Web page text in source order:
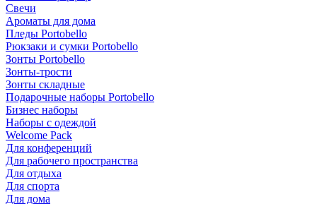
Свечи
Ароматы для дома
Пледы Portobello
Рюкзаки и сумки Portobello
Зонты Portobello
Зонты-трости
Зонты складные
Подарочные наборы Portobello
Бизнес наборы
Наборы с одеждой
Welcome Pack
Для конференций
Для рабочего пространства
Для отдыха
Для спорта
Для дома